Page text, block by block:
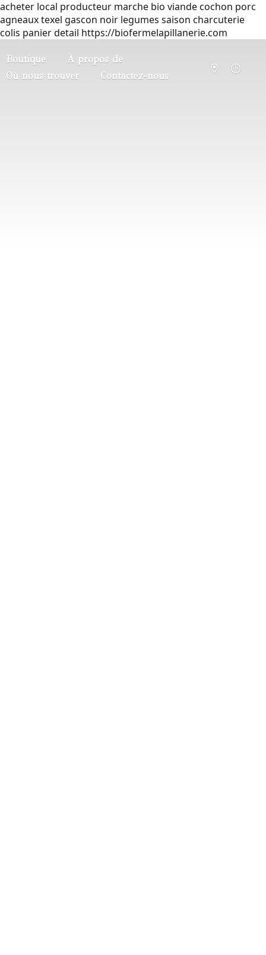
acheter local producteur marche bio viande cochon porc
agneaux texel gascon noir legumes saison charcuterie
colis panier detail https://biofermelapillanerie.com
Boutique
À propos de
Où nous trouver
Contactez-nous